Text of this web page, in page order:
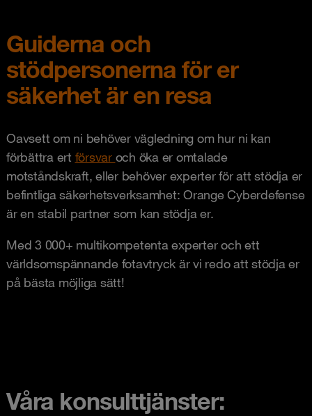
Guiderna och
stödpersonerna för er
säkerhet är en resa
Oavsett om ni behöver vägledning om hur ni kan
förbättra ert försvar och öka er omtalade
motståndskraft, eller behöver experter för att stödja er
befintliga säkerhetsverksamhet: Orange Cyberdefense
är en stabil partner som kan stödja er.
Med 3 000+ multikompetenta experter och ett
världsomspännande fotavtryck är vi redo att stödja er
på bästa möjliga sätt!
Våra konsulttjänster: